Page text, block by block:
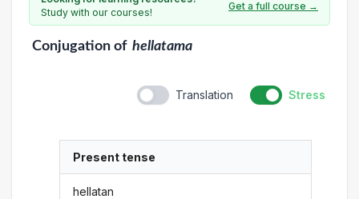
Study with our courses!
Get a full course →
Conjugationof hellatama
Translation Stress
Present tense
hellatan